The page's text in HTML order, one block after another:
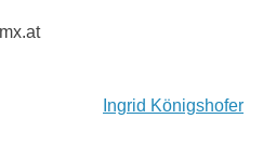
Ingrid Königshofer